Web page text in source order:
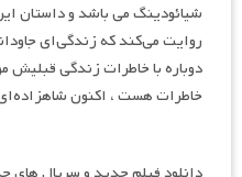
شیائودینگ می باشد و داستان
روایت می‌کند که زندگی‌ای
دوباره با خاطرات زندگی
خاطرات هست ، اکنون